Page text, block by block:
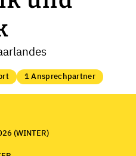
1 Ansprechpartner
(WINTER)